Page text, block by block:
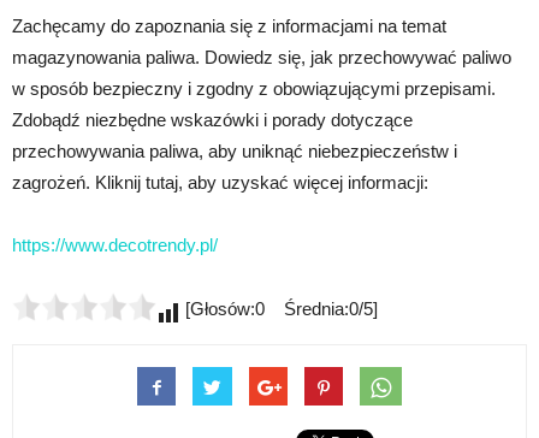
Zachęcamy do zapoznania się z informacjami na temat
magazynowania paliwa. Dowiedz się, jak przechowywać paliwo
w sposób bezpieczny i zgodny z obowiązującymi przepisami.
Zdobądź niezbędne wskazówki i porady dotyczące
przechowywania paliwa, aby uniknąć niebezpieczeństw i
zagrożeń. Kliknij tutaj, aby uzyskać więcej informacji:
https://www.decotrendy.pl/
[Głosów:0 Średnia:0/5]